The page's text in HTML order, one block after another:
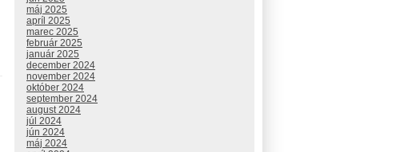
máj 2025
apríl 2025
marec 2025
február 2025
január 2025
december 2024
november 2024
október 2024
september 2024
august 2024
júl 2024
jún 2024
máj 2024